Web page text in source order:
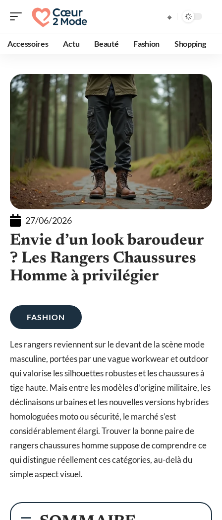
Accessoires Actu Beauté Fashion Shopping
27/06/2026
Envie d’un look baroudeur
? Les Rangers Chaussures
Homme à privilégier
FASHION
Les rangers reviennent sur le devant de la scène mode
masculine, portées par une vague workwear et outdoor
qui valorise les silhouettes robustes et les chaussures à
tige haute. Mais entre les modèles d’origine militaire, les
déclinaisons urbaines et les nouvelles versions hybrides
homologuées moto ou sécurité, le marché s’est
considérablement élargi. Trouver la bonne paire de
rangers chaussures homme suppose de comprendre ce
qui distingue réellement ces catégories, au-delà du
simple aspect visuel.